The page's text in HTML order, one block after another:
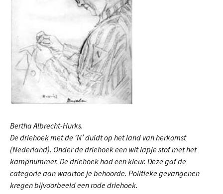
Bertha Albrecht-Hurks.
De driehoek met de ‘N’ duidt op het land van herkomst
(Nederland). Onder de driehoek een wit lapje stof met het
kampnummer. De driehoek had een kleur. Deze gaf de
categorie aan waartoe je behoorde. Politieke gevangenen
kregen bijvoorbeeld een rode driehoek.